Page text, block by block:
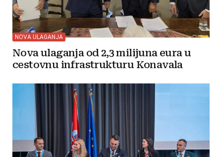
NOVA ULAGANJA
Nova ulaganja od 2,3 milijuna eura u
cestovnu infrastrukturu Konavala